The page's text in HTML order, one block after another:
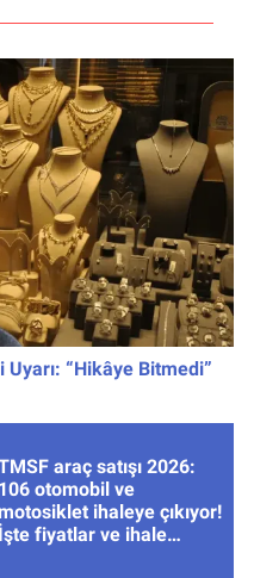
“Hikâye Bitmedi”
araç satışı 2026:
106 otomobil ve
motosiklet ihaleye çıkıyor!
İşte fiyatlar ve ihale